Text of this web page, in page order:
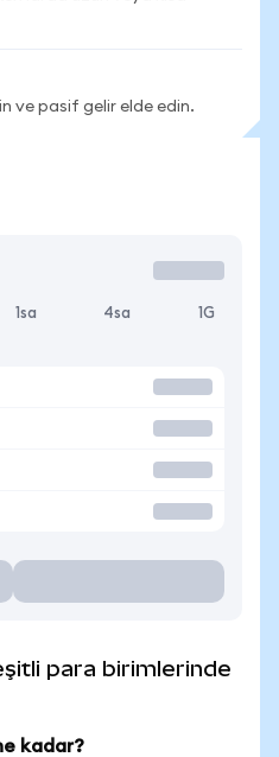
ve pasif gelir elde edin.
1sa 4sa 1G
para birimlerinde
kadar?